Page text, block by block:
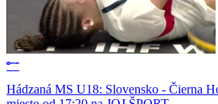
Hádzaná MS U18: Slovensko - Čierna